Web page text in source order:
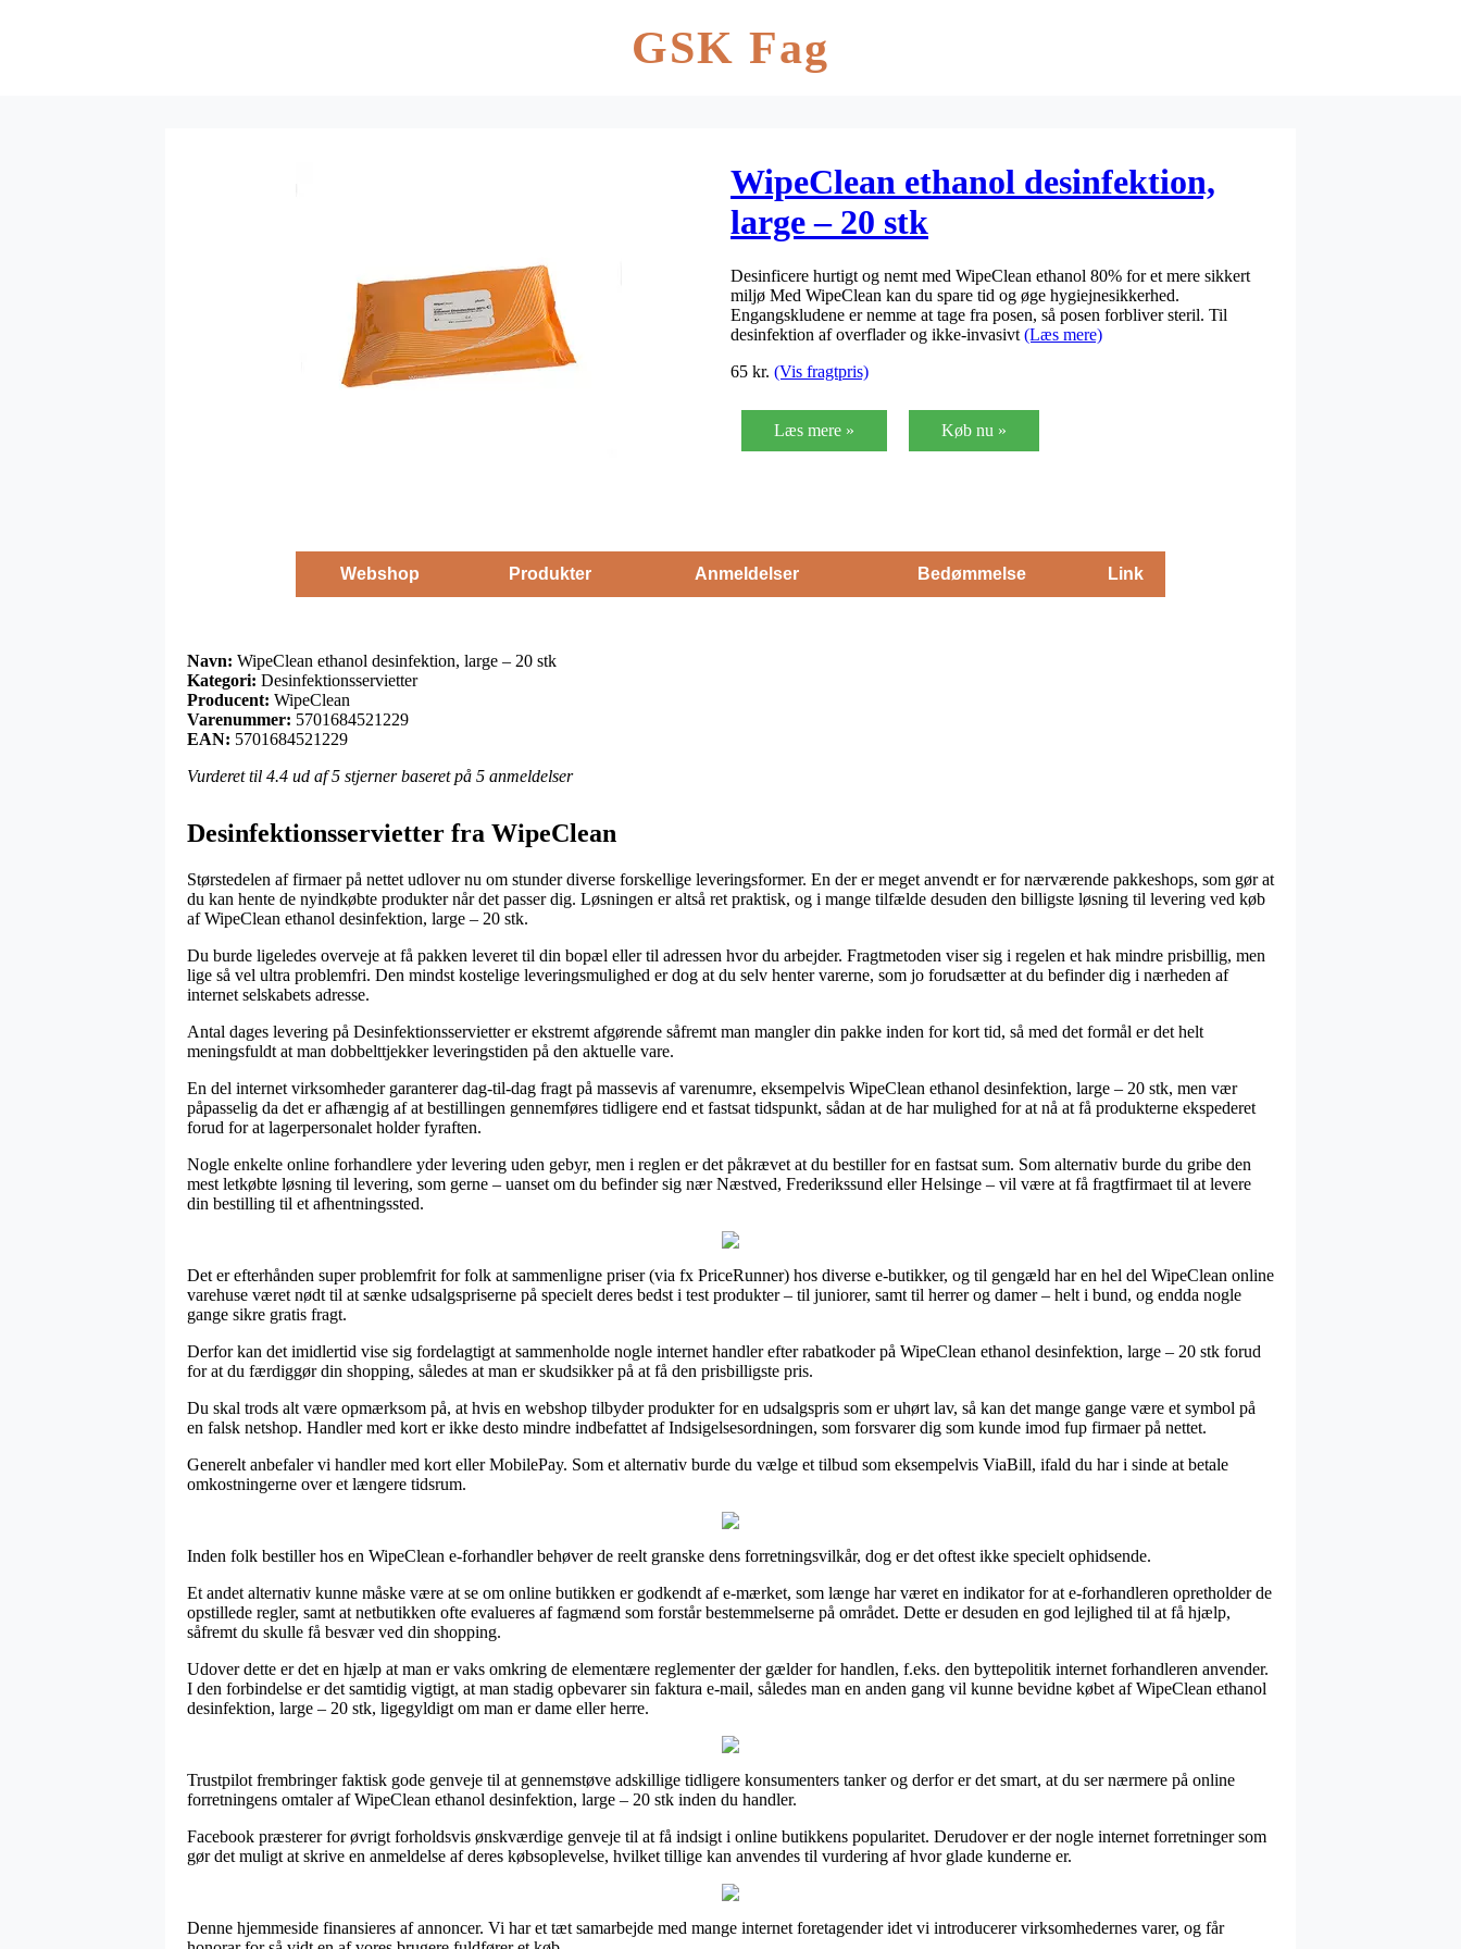
GSK Fag
WipeClean ethanol desinfektion,
large – 20 stk
Desinficere hurtigt og nemt med WipeClean ethanol 80% for et mere sikkert
miljø Med WipeClean kan du spare tid og øge hygiejnesikkerhed.
Engangskludene er nemme at tage fra posen, så posen forbliver steril. Til
desinfektion af overflader og ikke-invasivt (Læs mere)
65 kr. (Vis fragtpris)
Læs mere » Køb nu »
Webshop Produkter Anmeldelser Bedømmelse Link
Navn: WipeClean ethanol desinfektion, large – 20 stk
Kategori: Desinfektionsservietter
Producent: WipeClean
Varenummer: 5701684521229
EAN: 5701684521229
Vurderet til 4.4 ud af 5 stjerner baseret på 5 anmeldelser
Desinfektionsservietter fra WipeClean
Størstedelen af firmaer på nettet udlover nu om stunder diverse forskellige leveringsformer. En der er meget anvendt er for nærværende pakkeshops, som gør at
du kan hente de nyindkøbte produkter når det passer dig. Løsningen er altså ret praktisk, og i mange tilfælde desuden den billigste løsning til levering ved køb
af WipeClean ethanol desinfektion, large – 20 stk.
Du burde ligeledes overveje at få pakken leveret til din bopæl eller til adressen hvor du arbejder. Fragtmetoden viser sig i regelen et hak mindre prisbillig, men
lige så vel ultra problemfri. Den mindst kostelige leveringsmulighed er dog at du selv henter varerne, som jo forudsætter at du befinder dig i nærheden af
internet selskabets adresse.
Antal dages levering på Desinfektionsservietter er ekstremt afgørende såfremt man mangler din pakke inden for kort tid, så med det formål er det helt
meningsfuldt at man dobbelttjekker leveringstiden på den aktuelle vare.
En del internet virksomheder garanterer dag-til-dag fragt på massevis af varenumre, eksempelvis WipeClean ethanol desinfektion, large – 20 stk, men vær
påpasselig da det er afhængig af at bestillingen gennemføres tidligere end et fastsat tidspunkt, sådan at de har mulighed for at nå at få produkterne ekspederet
forud for at lagerpersonalet holder fyraften.
Nogle enkelte online forhandlere yder levering uden gebyr, men i reglen er det påkrævet at du bestiller for en fastsat sum. Som alternativ burde du gribe den
mest letkøbte løsning til levering, som gerne – uanset om du befinder sig nær Næstved, Frederikssund eller Helsinge – vil være at få fragtfirmaet til at levere
din bestilling til et afhentningssted.
Det er efterhånden super problemfrit for folk at sammenligne priser (via fx PriceRunner) hos diverse e-butikker, og til gengæld har en hel del WipeClean online
varehuse været nødt til at sænke udsalgspriserne på specielt deres bedst i test produkter – til juniorer, samt til herrer og damer – helt i bund, og endda nogle
gange sikre gratis fragt.
Derfor kan det imidlertid vise sig fordelagtigt at sammenholde nogle internet handler efter rabatkoder på WipeClean ethanol desinfektion, large – 20 stk forud
for at du færdiggør din shopping, således at man er skudsikker på at få den prisbilligste pris.
Du skal trods alt være opmærksom på, at hvis en webshop tilbyder produkter for en udsalgspris som er uhørt lav, så kan det mange gange være et symbol på
en falsk netshop. Handler med kort er ikke desto mindre indbefattet af Indsigelsesordningen, som forsvarer dig som kunde imod fup firmaer på nettet.
Generelt anbefaler vi handler med kort eller MobilePay. Som et alternativ burde du vælge et tilbud som eksempelvis ViaBill, ifald du har i sinde at betale
omkostningerne over et længere tidsrum.
Inden folk bestiller hos en WipeClean e-forhandler behøver de reelt granske dens forretningsvilkår, dog er det oftest ikke specielt ophidsende.
Et andet alternativ kunne måske være at se om online butikken er godkendt af e-mærket, som længe har været en indikator for at e-forhandleren opretholder de
opstillede regler, samt at netbutikken ofte evalueres af fagmænd som forstår bestemmelserne på området. Dette er desuden en god lejlighed til at få hjælp,
såfremt du skulle få besvær ved din shopping.
Udover dette er det en hjælp at man er vaks omkring de elementære reglementer der gælder for handlen, f.eks. den byttepolitik internet forhandleren anvender.
I den forbindelse er det samtidig vigtigt, at man stadig opbevarer sin faktura e-mail, således man en anden gang vil kunne bevidne købet af WipeClean ethanol
desinfektion, large – 20 stk, ligegyldigt om man er dame eller herre.
Trustpilot frembringer faktisk gode genveje til at gennemstøve adskillige tidligere konsumenters tanker og derfor er det smart, at du ser nærmere på online
forretningens omtaler af WipeClean ethanol desinfektion, large – 20 stk inden du handler.
Facebook præsterer for øvrigt forholdsvis ønskværdige genveje til at få indsigt i online butikkens popularitet. Derudover er der nogle internet forretninger som
gør det muligt at skrive en anmeldelse af deres købsoplevelse, hvilket tillige kan anvendes til vurdering af hvor glade kunderne er.
Denne hjemmeside finansieres af annoncer. Vi har et tæt samarbejde med mange internet foretagender idet vi introducerer virksomhedernes varer, og får